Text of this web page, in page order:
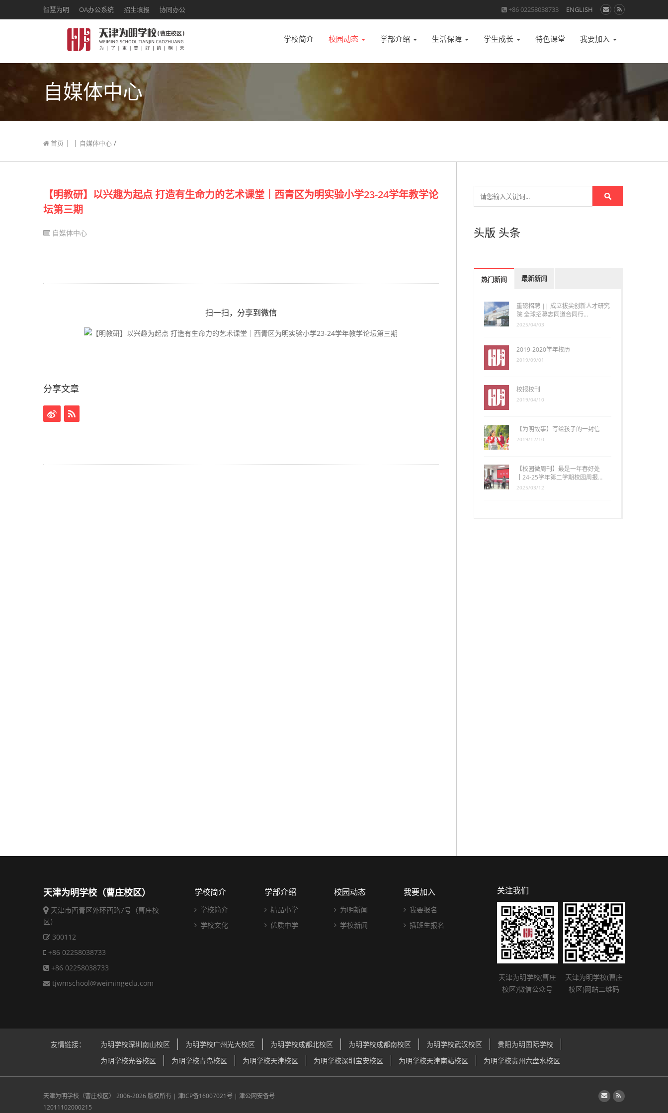
智慧为明 OA办公系统 招生填报 协同办公 +86 02258038733 ENGLISH
学校简介 校园动态 学部介绍 生活保障 学生成长 特色课堂 我要加入
自媒体中心
首页 | | 自媒体中心 /
【明教研】以兴趣为起点 打造有生命力的艺术课堂｜西青区为明实验小学23-24学年教学论
坛第三期
自媒体中心
扫一扫，分享到微信
分享文章
头版 头条
热门新闻 最新新闻
重磅招聘 || 成立拔尖创新人才研究
院 全球招募志同道合同行…
2025/04/03
2019-2020学年校历
2019/09/01
校报校刊
2019/04/10
【为明故事】写给孩子的一封信
2019/12/10
【校园微周刊】最是一年春好处
┃24-25学年第二学期校园周报…
2025/03/12
天津为明学校（曹庄校区）
天津市西青区外环西路7号（曹庄校
区）
300112
+86 02258038733
+86 02258038733
tjwmschool@weimingedu.com
学校简介
学校简介
学校文化
学部介绍
精品小学
优质中学
校园动态
为明新闻
学校新闻
我要加入
我要报名
插班生报名
关注我们
天津为明学校(曹庄
校区)微信公众号
天津为明学校(曹庄
校区)网站二维码
友情链接： 为明学校深圳南山校区 为明学校广州光大校区 为明学校成都北校区 为明学校成都南校区 为明学校武汉校区
贵阳为明国际学校
为明学校光谷校区
为明学校青岛校区 为明学校天津校区 为明学校深圳宝安校区 为明学校天津南站校区 为明学校贵州六盘水校区
天津为明学校（曹庄校区） 2006-2026 版权所有 | 津ICP备16007021号 | 津公网安备号
12011102000215